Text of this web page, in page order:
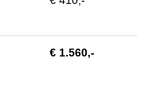
€ 1.560,-